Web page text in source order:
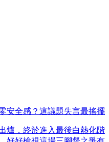
安全感？這議題失言最搖擺
爐，終於進入最後白熱化階